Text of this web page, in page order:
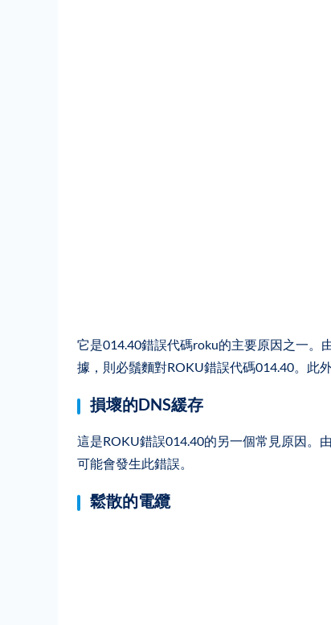
它是014.40錯誤代碼roku的主要原因之一。
據，則必鬚麵對ROKU錯誤代碼014.40。此
損壞的DNS緩存
這是ROKU錯誤014.40的另一個常見原因。
可能會發生此錯誤。
鬆散的電纜